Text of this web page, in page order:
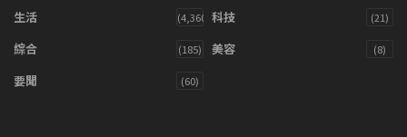
生活 (4,360) 科技 (21)
綜合 (185) 美容 (8)
要聞 (60)